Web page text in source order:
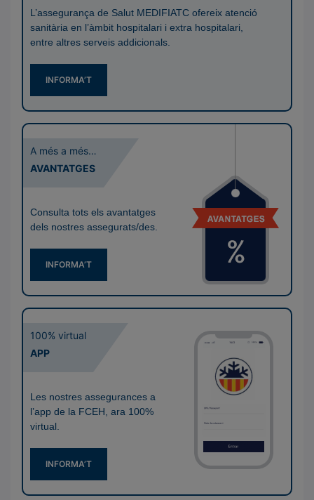
L’assegurança de Salut MEDIFIATC ofereix atenció
sanitària en l’àmbit hospitalari i extra hospitalari,
entre altres serveis addicionals.
INFORMA’T
A més a més…
AVANTATGES
Consulta tots els avantatges
dels nostres assegurats/des.
INFORMA’T
100% virtual
APP
Les nostres assegurances a
l’app de la FCEH, ara 100%
virtual.
INFORMA’T